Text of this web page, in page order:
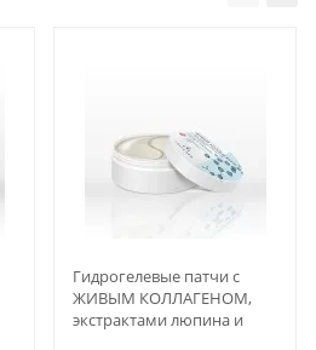
Гидрогелевые патчи с
ЖИВЫМ КОЛЛАГЕНОМ,
экстрактами люпина и